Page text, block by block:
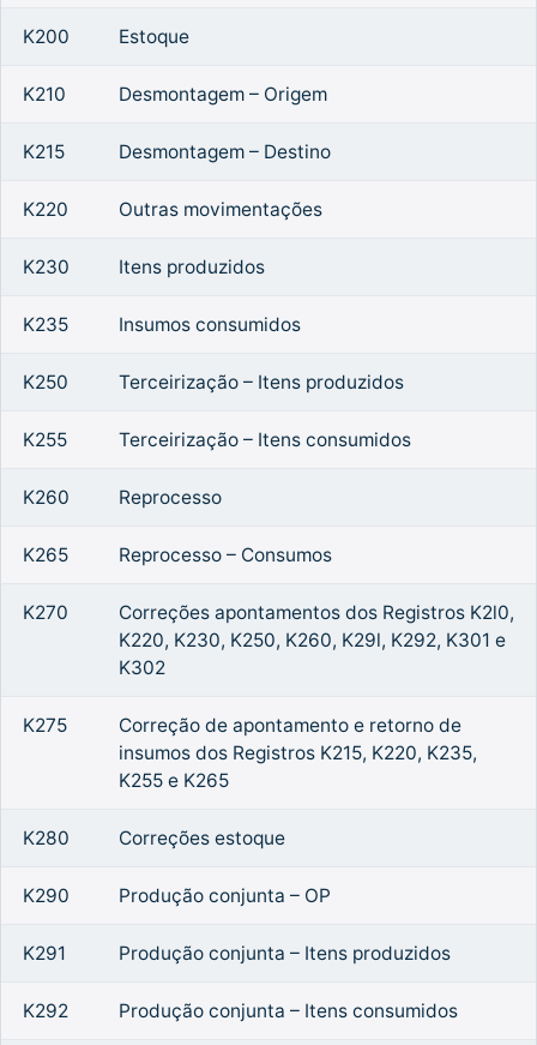
K200 Estoque
K210 Desmontagem – Origem
K215 Desmontagem – Destino
K220 Outras movimentações
K230 Itens produzidos
K235 Insumos consumidos
K250 Terceirização – Itens produzidos
K255 Terceirização – Itens consumidos
K260 Reprocesso
K265 Reprocesso – Consumos
K270
Correções apontamentos dos Registros K2l0,
K220, K230, K250, K260, K29l, K292, K301 e
K302
K275
Correção de apontamento e retorno de
insumos dos Registros K215, K220, K235,
K255 e K265
K280 Correções estoque
K290 Produção conjunta – OP
K291 Produção conjunta – Itens produzidos
K292 Produção conjunta – Itens consumidos